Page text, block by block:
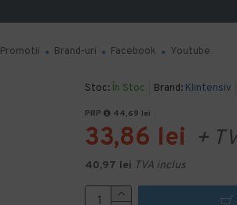
Promotii Brand-uri Facebook Youtube
Stoc: În Stoc Brand: Klintensiv
PRP 44,69 lei
33,86 lei +
40,97 lei TVA inclus